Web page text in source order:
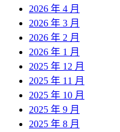
2026 年 4 月
2026 年 3 月
2026 年 2 月
2026 年 1 月
2025 年 12 月
2025 年 11 月
2025 年 10 月
2025 年 9 月
2025 年 8 月